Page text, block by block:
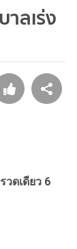
ลเร่ง
ดเดียว 6